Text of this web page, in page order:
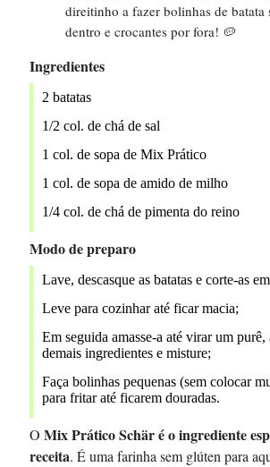
direitinho a fazer bolinhas de batata
dentro e crocantes por fora! 🥔
Ingredientes
2 batatas
1/2 col. de chá de sal
1 col. de sopa de Mix Prático
1 col. de sopa de amido de milho
1/4 col. de chá de pimenta do reino
Modo de preparo
Lave, descasque as batatas e corte-as
Leve para cozinhar até ficar macia;
Em seguida amasse-a até virar um
demais ingredientes e misture;
Faça bolinhas pequenas (sem colocar
para fritar até ficarem douradas.
O Mix Prático Schär é o ingrediente
receita. É uma farinha sem glúten para